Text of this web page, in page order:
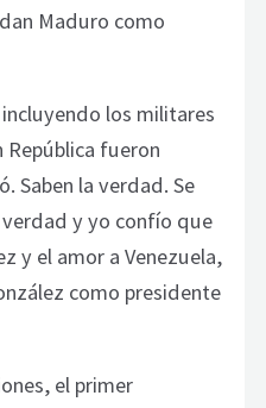
Maduro como
los militares
República fueron
Saben la verdad. Se
y yo confío que
y el amor a Venezuela,
como presidente
el primer